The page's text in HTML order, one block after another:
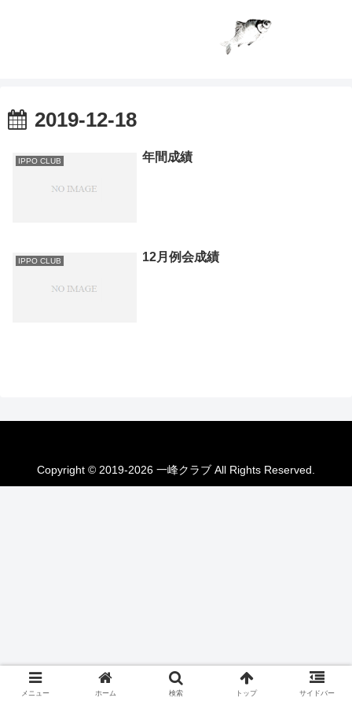
2019-12-18
IPPO CLUB 年間成績
IPPO CLUB 12月例会成績
Copyright © 2019-2026 一峰クラブ All Rights Reserved.
メニュー ホーム 検索 トップ サイドバー